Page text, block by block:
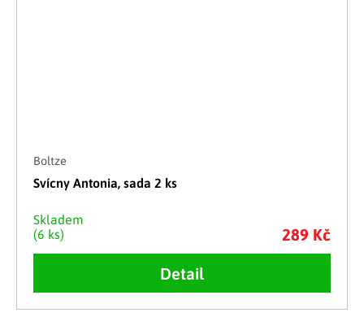
Boltze
Svícny Antonia, sada 2 ks
Skladem
(6 ks)
289 Kč
Detail